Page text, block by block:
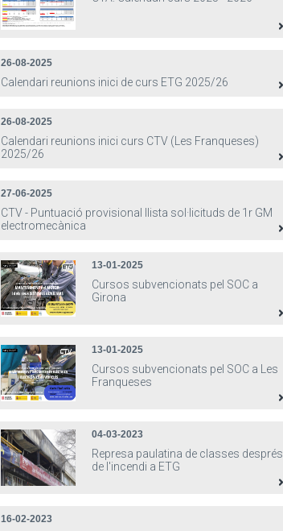
26-08-2025
Calendari reunions inici de curs ETG 2025/26
26-08-2025
Calendari reunions inici curs CTV (Les Franqueses)
2025/26
27-06-2025
CTV - Puntuació provisional llista sol·licituds de 1r GM
electromecànica
13-01-2025
Cursos subvencionats pel SOC a
Girona
13-01-2025
Cursos subvencionats pel SOC a Les
Franqueses
04-03-2023
Represa paulatina de classes després
de l'incendi a ETG
16-02-2023